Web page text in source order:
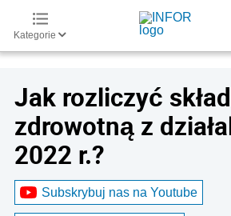
Kategorie
Jak rozliczyć
zdrowotną z
2022 r.?
Subskrybuj nas na Youtube